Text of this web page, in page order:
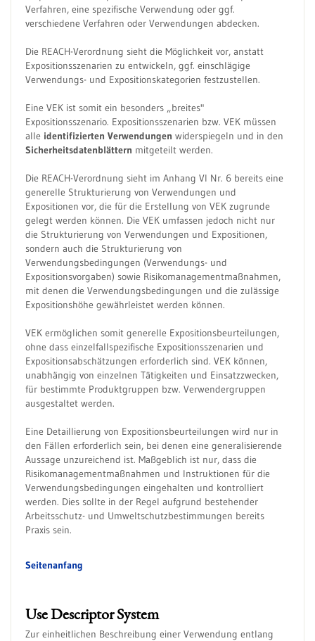
Verfahren, eine spezifische Verwendung oder ggf.
verschiedene Verfahren oder Verwendungen abdecken.
Die REACH-Verordnung sieht die Möglichkeit vor, anstatt
Expositionsszenarien zu entwickeln, ggf. einschlägige
Verwendungs- und Expositionskategorien festzustellen.
Eine VEK ist somit ein besonders „breites"
Expositionsszenario. Expositionsszenarien bzw. VEK müssen
alle identifizierten Verwendungen widerspiegeln und in den
Sicherheitsdatenblättern mitgeteilt werden.
Die REACH-Verordnung sieht im Anhang VI Nr. 6 bereits eine
generelle Strukturierung von Verwendungen und
Expositionen vor, die für die Erstellung von VEK zugrunde
gelegt werden können. Die VEK umfassen jedoch nicht nur
die Strukturierung von Verwendungen und Expositionen,
sondern auch die Strukturierung von
Verwendungsbedingungen (Verwendungs- und
Expositionsvorgaben) sowie Risikomanagementmaßnahmen,
mit denen die Verwendungsbedingungen und die zulässige
Expositionshöhe gewährleistet werden können.
VEK ermöglichen somit generelle Expositionsbeurteilungen,
ohne dass einzelfallspezifische Expositionsszenarien und
Expositionsabschätzungen erforderlich sind. VEK können,
unabhängig von einzelnen Tätigkeiten und Einsatzzwecken,
für bestimmte Produktgruppen bzw. Verwendergruppen
ausgestaltet werden.
Eine Detaillierung von Expositionsbeurteilungen wird nur in
den Fällen erforderlich sein, bei denen eine generalisierende
Aussage unzureichend ist. Maßgeblich ist nur, dass die
Risikomanagementmaßnahmen und Instruktionen für die
Verwendungsbedingungen eingehalten und kontrolliert
werden. Dies sollte in der Regel aufgrund bestehender
Arbeitsschutz- und Umweltschutzbestimmungen bereits
Praxis sein.
Seitenanfang
Use Descriptor System
Zur einheitlichen Beschreibung einer Verwendung entlang